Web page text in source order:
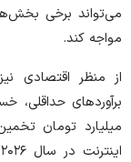
می‌تواند برخی
مواجه کند.
از منظر اقتصادی